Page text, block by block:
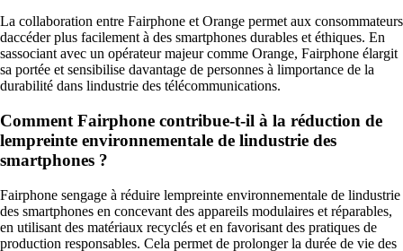
La collaboration entre Fairphone et Orange permet aux consommateurs
daccéder plus facilement à des smartphones durables et éthiques. En
sassociant avec un opérateur majeur comme Orange, Fairphone élargit
sa portée et sensibilise davantage de personnes à limportance de la
durabilité dans lindustrie des télécommunications.
Comment Fairphone contribue-t-il à la réduction de
lempreinte environnementale de lindustrie des
smartphones ?
Fairphone sengage à réduire lempreinte environnementale de lindustrie
des smartphones en concevant des appareils modulaires et réparables,
en utilisant des matériaux recyclés et en favorisant des pratiques de
production responsables. Cela permet de prolonger la durée de vie des